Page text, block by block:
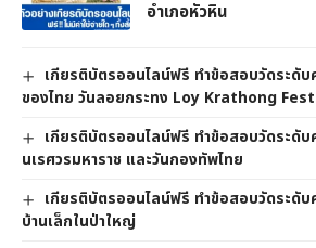
อำเภอหัวหิน
เกียรติบัตรออนไลน์ฟรี ทำข้อสอบวัดระดับ
ของไทย วันลอยกระทง Loy Krathong
เกียรติบัตรออนไลน์ฟรี ทำข้อสอบวัดระดับ
นเรศวรมหาราช และวันกองทัพไทย
เกียรติบัตรออนไลน์ฟรี ทำข้อสอบวัดระดับ
บ้านเล็กในป่าใหญ่